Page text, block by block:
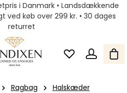
i Danmark • Landsdækkende
ved køb over 299 kr. • 30 dages
returret
Ragbag Halskæder